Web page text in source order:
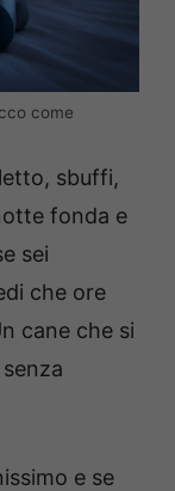
come
sbuffi,
fonda e
sei
che ore
cane che si
e se